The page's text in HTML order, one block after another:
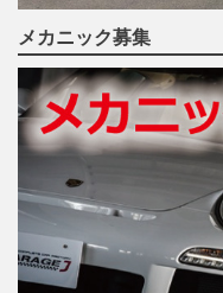
メカニック募集